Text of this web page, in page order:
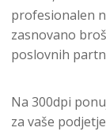
profesionalen
zasnovano
poslovnih
Na 300dpi
za vaše